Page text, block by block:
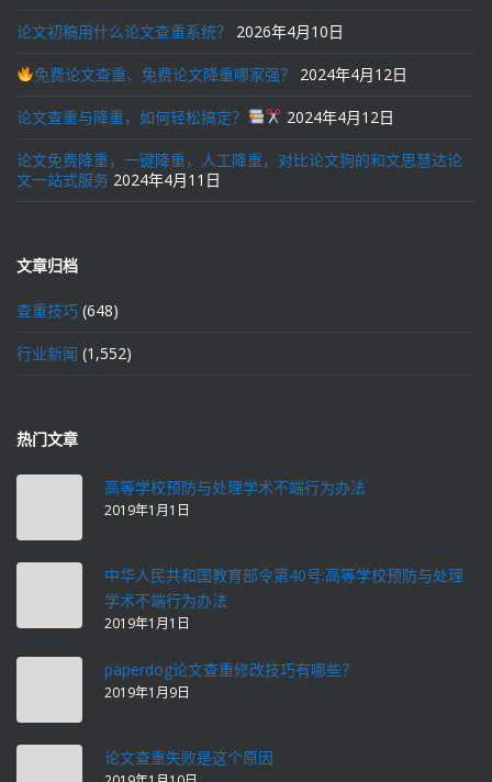
论文初稿用什么论文查重系统？ 2026年4月10日
免费论文查重、免费论文降重哪家强？ 2024年4月12日
论文查重与降重，如何轻松搞定？ 2024年4月12日
论文免费降重，一键降重，人工降重，对比论文狗的和文思慧达论
文一站式服务 2024年4月11日
文章归档
查重技巧 (648)
行业新闻 (1,552)
热门文章
高等学校预防与处理学术不端行为办法
2019年1月1日
中华人民共和国教育部令第40号:高等学校预防与处理
学术不端行为办法
2019年1月1日
paperdog论文查重修改技巧有哪些？
2019年1月9日
论文查重失败是这个原因